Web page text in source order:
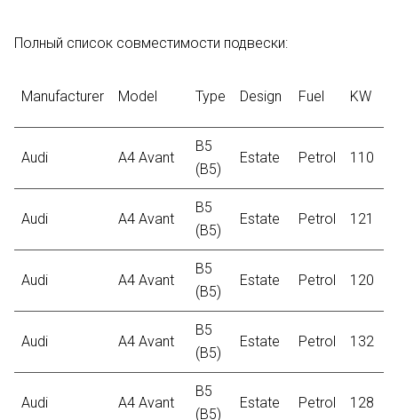
Полный список совместимости подвески:
Manufacturer Model Type Design Fuel KW
Audi A4 Avant
B5
(B5)
Estate Petrol 110
Audi A4 Avant
B5
(B5)
Estate Petrol 121
Audi A4 Avant
B5
(B5)
Estate Petrol 120
Audi A4 Avant
B5
(B5)
Estate Petrol 132
Audi A4 Avant
B5
(B5)
Estate Petrol 128